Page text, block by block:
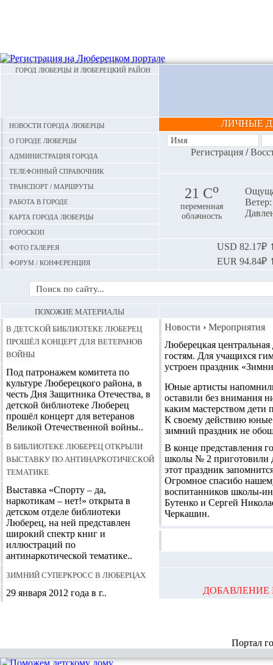
ГОРОД ЛЮБЕРЦЫ И ЛЮБЕРЕЦКИЙ РАЙОН
Новости города Люберцы
О городе Люберцы
Администрация города
Телефонный справочник
Транспорт / маршруты
Работа в городе
Карта города Люберцы
Гороскоп
Фото галерея
Форум / конференция
ЛИЧНЫЕ
Регистрация/
21 Сo
переменная
облачность
USD 82.17₽
EUR 94.84₽
Новости › Мероприятия
Люберецкая центральная
гостям. Для учащихся
устроен праздник
Юные артисты
оставили без внимания
каким мастерством дети
К своему действию юные
зимний праздник не
В конце представления
школы № 2 приготовили
этот праздник
Огромное спасибо
воспитанников школы-
Бутенко и Сергей
Черкашин.
ДОБАВЛЕНИЕ
ПОХОЖИЕ МАТЕРИАЛЫ
В детской библиотеке Люберец
прошёл концерт для ветеранов
войны
Под патронажем комитета по
культуре Люберецкого района, в
честь Дня Защитника Отечества, в
детской библиотеке Люберец
прошёл концерт для ветеранов
Великой Отечественной войны..
В библиотеке Люберец открыли
выставку по антинаркотической
тематике
Выставка «Спорту – да,
наркотикам – нет!» открыта в
детском отделе библиотеки
Люберец, на ней представлен
широкий спектр книг и
иллюстраций по
антинаркотической тематике..
Зимний суперкросс в Люберцах
29 января 2012 года в г..
Портал